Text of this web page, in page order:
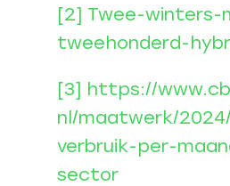
[2] Twee-winters-
tweehonderd-
[3] https://
nl/maatwerk/
verbruik-per-
sector